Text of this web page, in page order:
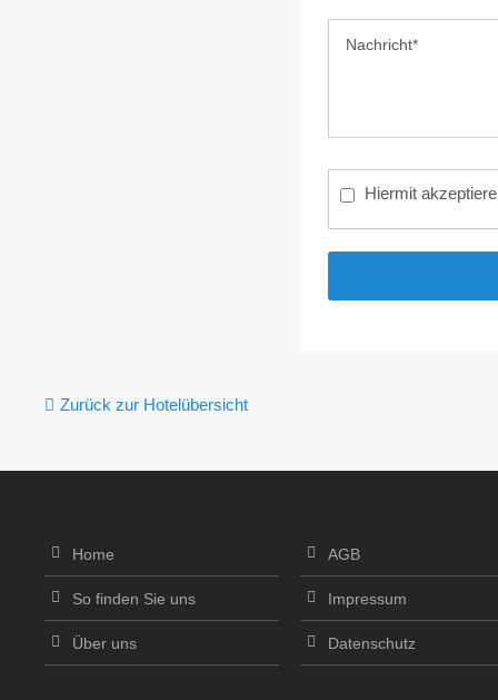
Hiermit
Zurück zur Hotelübersicht
Home
So finden Sie uns
Über uns
AGB
Impressum
Datenschutz